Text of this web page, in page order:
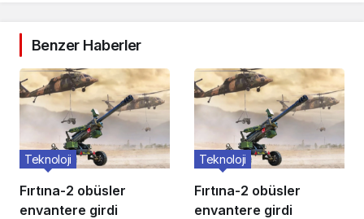
Benzer Haberler
Fırtına-2 obüsler
envantere girdi
Teknoloji
Fırtına-2 obüsler
envantere girdi
Teknoloji